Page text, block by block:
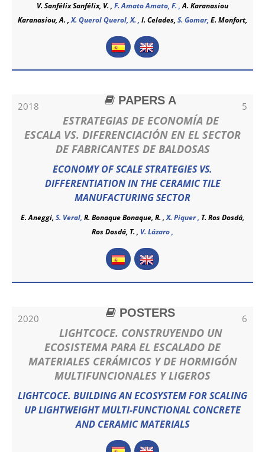
V. Sanfélix Sanfélix, V. , F. Amato Amato, F. ,A. Karanasiou
Karanasiou, A. ,X. Querol Querol, X. , I. Celades, S. Gomar, E. Monfort,
2018 5
PAPERS A
ESTRATEGIAS DE ECONOMÍA DE
ESCALA VS. DIFERENCIACIÓN EN EL SECTOR
DE FABRICANTES DE BALDOSAS
ECONOMY OF SCALE STRATEGIES VS.
DIFFERENTIATION IN THE CERAMIC TILE
MANUFACTURING SECTOR
E. Aneggi, S. Veral, R. Bonaque Bonaque, R. ,X. Piquer , T. Ros Dosdá,
Ros Dosdá, T. , V. Lázaro ,
2020 6
POSTERS
LIGHTCOCE. CONSTRUYENDO UN
ECOSISTEMA PARA EL ESCALADO DE
MATERIALES CERÁMICOS Y DE HORMIGÓN
MULTIFUNCIONALES Y LIGEROS
LIGHTCOCE. BUILDING AN ECOSYSTEM FOR SCALING
UP LIGHTWEIGHT MULTI-FUNCTIONAL CONCRETE
AND CERAMIC MATERIALS